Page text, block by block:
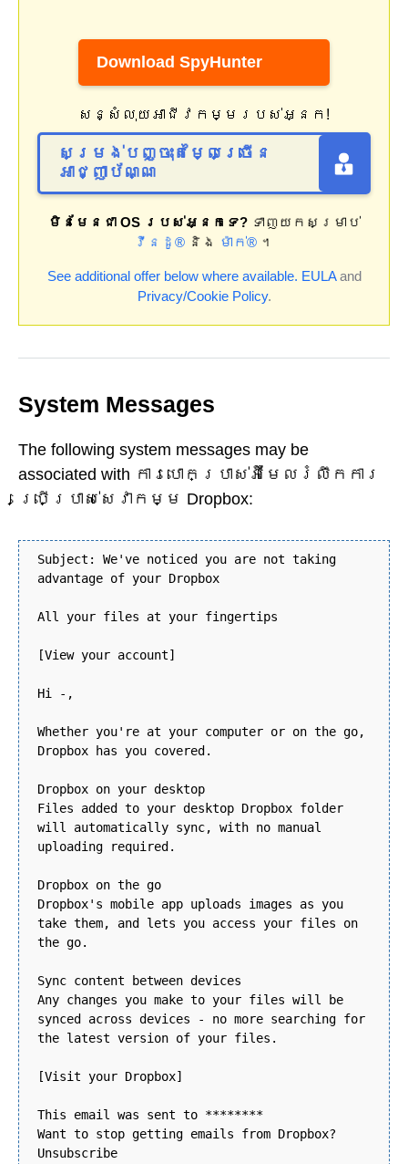
Download SpyHunter
សន្សំលុយអាជីវកម្មរបស់អ្នក!
សម្រង់បញ្ចុះតម្លៃច្រើន
អាជ្ញាប័ណ្ណ
មិនមែនជា OS របស់អ្នកទេ?ទាញយកសម្រាប់
វីនដូ® និង ម៉ាក់® ។
See additional offer below where available. EULAand
Privacy/Cookie Policy.
System Messages
The following system messages may be
associated with ការបោកប្រាស់អ៊ីមែលរំលឹកការ
ប្រើប្រាស់សេវាកម្ម Dropbox:
Subject: We've noticed you are not taking
advantage of your Dropbox
All your files at your fingertips
[View your account]
Hi -,
Whether you're at your computer or on the go,
Dropbox has you covered.
Dropbox on your desktop
Files added to your desktop Dropbox folder
will automatically sync, with no manual
uploading required.
Dropbox on the go
Dropbox's mobile app uploads images as you
take them, and lets you access your files on
the go.
Sync content between devices
Any changes you make to your files will be
synced across devices - no more searching for
the latest version of your files.
[Visit your Dropbox]
This email was sent to ********
Want to stop getting emails from Dropbox?
Unsubscribe